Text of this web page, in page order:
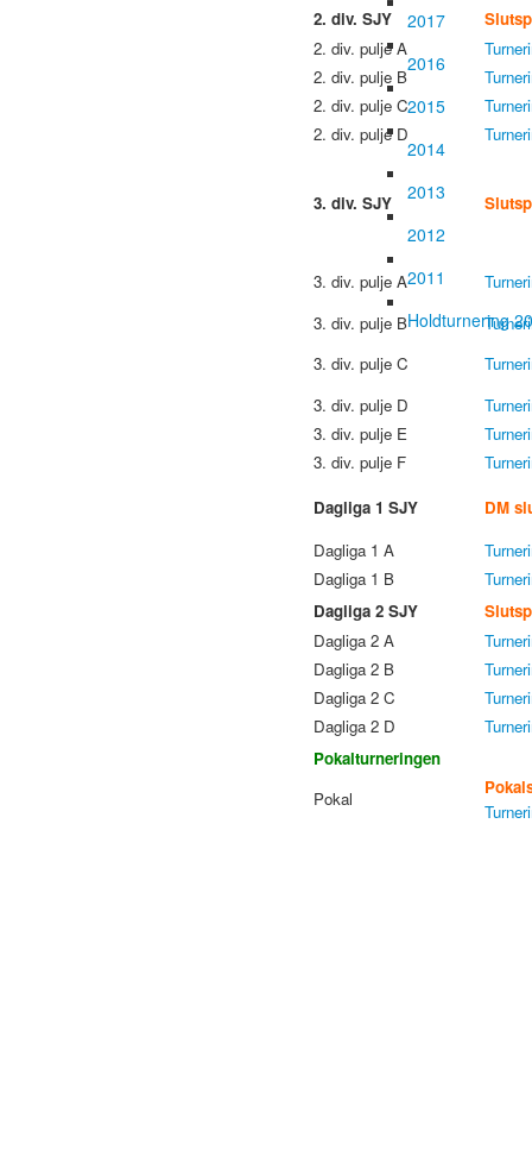
2. div. SJY
2. div. pulje A
2. div. pulje B
2. div. pulje C
2. div. pulje D
3. div. SJY
3. div. pulje A
3. div. pulje B
3. div. pulje C
3. div. pulje D
3. div. pulje E
3. div. pulje F
Dagliga 1 SJY
DM
Dagliga 1 A
Dagliga 1 B
Dagliga 2 SJY
Dagliga 2 A
Dagliga 2 B
Dagliga 2 C
Dagliga 2 D
Pokalturneringen
Pokal
2017
2016
2015
2014
2013
2012
2011
Holdturnering